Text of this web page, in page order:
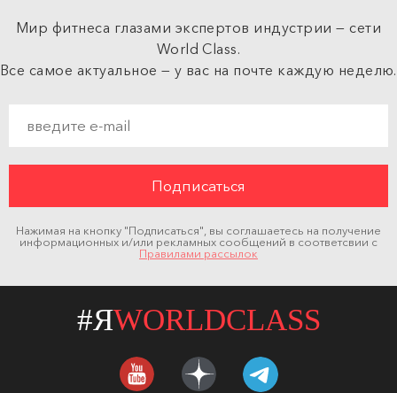
Мир фитнеса глазами экспертов индустрии — сети
World Class.
Все самое актуальное — у вас на почте каждую неделю.
Нажимая на кнопку "Подписаться", вы соглашаетесь на получение
информационных и/или рекламных сообщений в соответсвии с
Правилами рассылок
#ЯWORLDCLASS